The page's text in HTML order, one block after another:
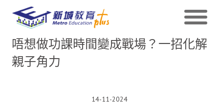
唔想做功課時間變成戰場？一招化解
親子角力
14-11-2024